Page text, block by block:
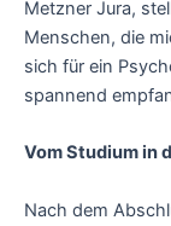
Metzner Jura,
Menschen, die
sich für ein
spannend
Vom Studium in
Nach dem